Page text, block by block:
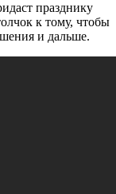
празднику
к тому, чтобы
и дальше.